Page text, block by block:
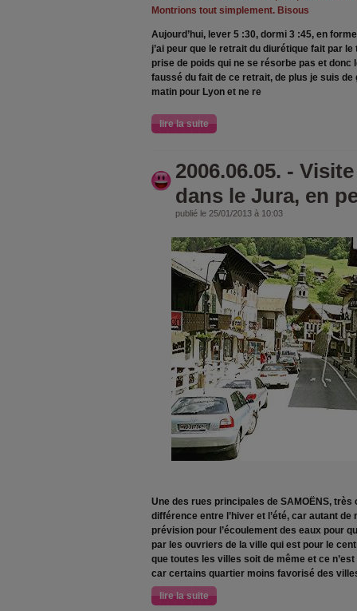
Montrions tout simplement. Bisous
Aujourd’hui, lever 5 :30, dormi 3 :45, en
j’ai peur que le retrait du diurétique fait par
prise de poids qui ne se résorbe pas et donc
faussé du fait de ce retrait, de plus je suis
matin pour Lyon et ne re
lire la suite
2006.06.05. -
dans le Jura, en
publié le 25/01/2013 à 10:03
Une des rues principales de SAMOËNS,
différence entre l’hiver et l’été, car autant de
prévision pour l’écoulement des eaux pour
par les ouvriers de la ville qui est pour le
que toutes les villes soit de même et ce
car certains quartier moins favorisé des
lire la suite